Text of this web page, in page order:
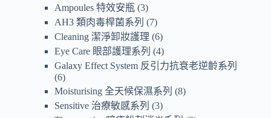
Ampoules 特效安瓶 3
AH3 類肉毒桿菌系列
7
Cleaning 潔淨卸妝護理 6
Eye Care 眼部護理系列
4
Galaxy Effect System 反引力抗衰老逆齡系列
6
Moisturising 全天候保濕系列
8
Sensitive 治療敏感系列
3